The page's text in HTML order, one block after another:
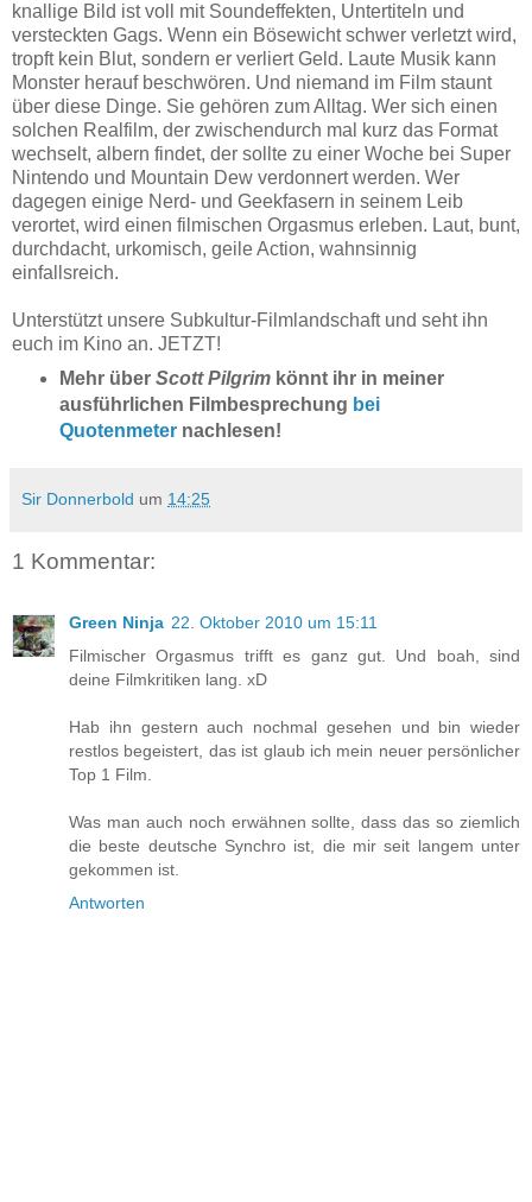
knallige Bild ist voll mit Soundeffekten, Untertiteln und
versteckten Gags. Wenn ein Bösewicht schwer verletzt wird,
tropft kein Blut, sondern er verliert Geld. Laute Musik kann
Monster herauf beschwören. Und niemand im Film staunt
über diese Dinge. Sie gehören zum Alltag. Wer sich einen
solchen Realfilm, der zwischendurch mal kurz das Format
wechselt, albern findet, der sollte zu einer Woche bei Super
Nintendo und Mountain Dew verdonnert werden. Wer
dagegen einige Nerd- und Geekfasern in seinem Leib
verortet, wird einen filmischen Orgasmus erleben. Laut, bunt,
durchdacht, urkomisch, geile Action, wahnsinnig
einfallsreich.
Unterstützt unsere Subkultur-Filmlandschaft und seht ihn
euch im Kino an. JETZT!
Mehr über Scott Pilgrimkönnt ihr in meiner
ausführlichen Filmbesprechung bei
Quotenmeternachlesen!
Sir Donnerbold um 14:25
1 Kommentar:
Green Ninja 22. Oktober 2010 um 15:11
Filmischer Orgasmus trifft es ganz gut. Und boah, sind
deine Filmkritiken lang. xD
Hab ihn gestern auch nochmal gesehen und bin wieder
restlos begeistert, das ist glaub ich mein neuer persönlicher
Top 1 Film.
Was man auch noch erwähnen sollte, dass das so ziemlich
die beste deutsche Synchro ist, die mir seit langem unter
gekommen ist.
Antworten